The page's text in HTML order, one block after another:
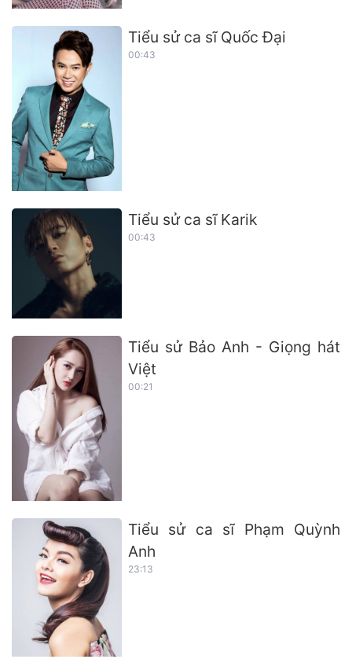
Tiểu sử ca sĩ Quốc Đại
00:43
Tiểu sử ca sĩ Karik
00:43
Tiểu sử Bảo Anh - Giọng hát
Việt
00:21
Tiểu sử ca sĩ Phạm Quỳnh
Anh
23:13